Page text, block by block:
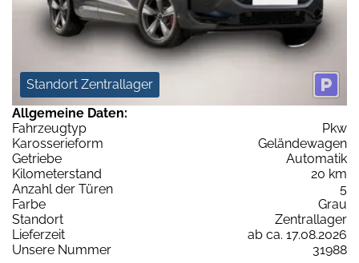
Standort Zentrallager
Allgemeine Daten:
Fahrzeugtyp
Pkw
Karosserieform
Geländewagen
Getriebe
Automatik
Kilometerstand
20 km
Anzahl der Türen
5
Farbe
Grau
Standort
Zentrallager
Lieferzeit
ab ca. 17.08.2026
Unsere Nummer
31988